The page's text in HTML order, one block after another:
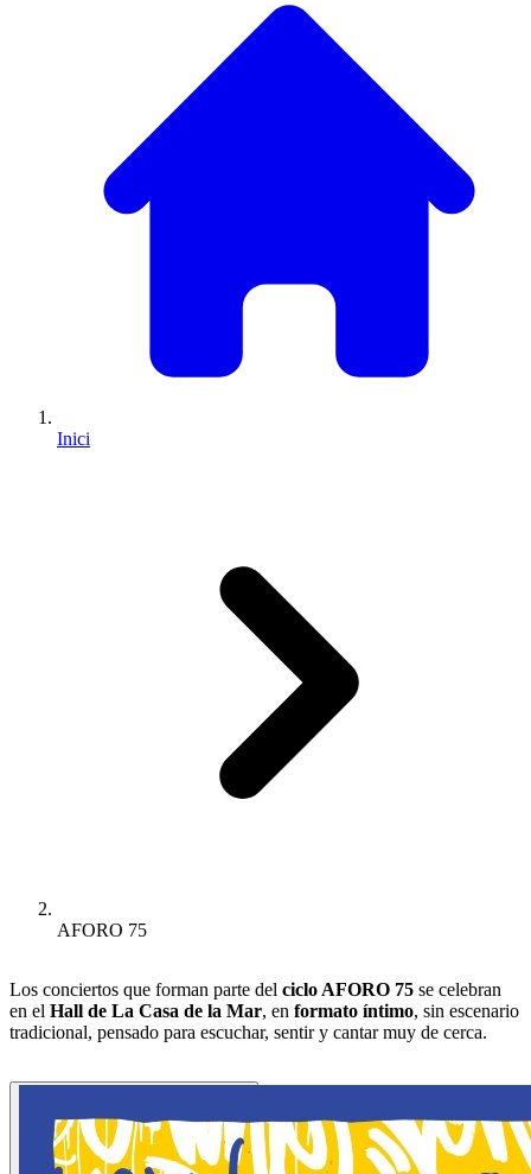
Inici
AFORO 75
Los conciertos que forman parte del ciclo AFORO 75 se celebran
en el Hall de La Casa de la Mar, en formato íntimo, sin escenario
tradicional, pensado para escuchar, sentir y cantar muy de cerca.